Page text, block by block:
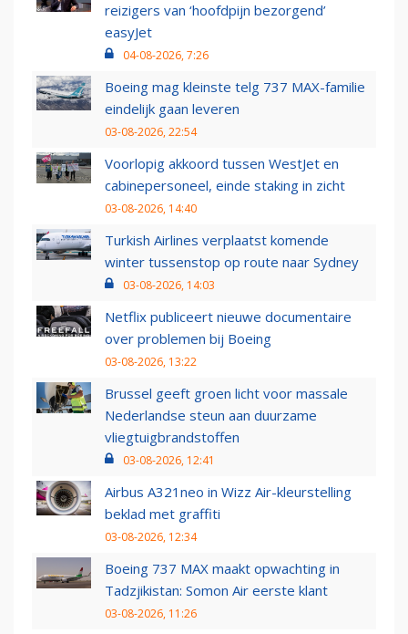
reizigers van ‘hoofdpijn bezorgend’
easyJet
04-08-2026, 7:26
Boeing mag kleinste telg 737 MAX-familie
eindelijk gaan leveren
03-08-2026, 22:54
Voorlopig akkoord tussen WestJet en
cabinepersoneel, einde staking in zicht
03-08-2026, 14:40
Turkish Airlines verplaatst komende
winter tussenstop op route naar Sydney
03-08-2026, 14:03
Netflix publiceert nieuwe documentaire
over problemen bij Boeing
03-08-2026, 13:22
Brussel geeft groen licht voor massale
Nederlandse steun aan duurzame
vliegtuigbrandstoffen
03-08-2026, 12:41
Airbus A321neo in Wizz Air-kleurstelling
beklad met graffiti
03-08-2026, 12:34
Boeing 737 MAX maakt opwachting in
Tadzjikistan: Somon Air eerste klant
03-08-2026, 11:26